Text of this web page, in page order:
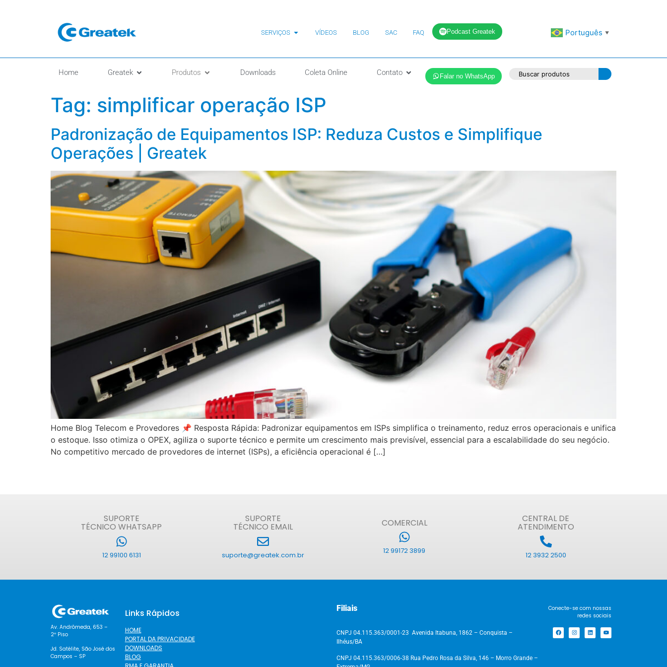
SERVIÇOS VÍDEOS BLOG SAC FAQ Podcast Greatek Português ▼
Home Greatek Produtos Downloads Coleta Online Contato Falar no WhatsApp
Tag: simplificar operação ISP
Padronização de Equipamentos ISP: Reduza Custos e Simplifique
Operações | Greatek
Home Blog Telecom e Provedores 📌 Resposta Rápida: Padronizar equipamentos em ISPs simplifica o treinamento, reduz erros operacionais e unifica
o estoque. Isso otimiza o OPEX, agiliza o suporte técnico e permite um crescimento mais previsível, essencial para a escalabilidade do seu negócio.
No competitivo mercado de provedores de internet (ISPs), a eficiência operacional é […]
SUPORTE
TÉCNICO WHATSAPP
12 99100 6131
SUPORTE
TÉCNICO EMAIL
suporte@greatek.com.br
COMERCIAL
12 99172 3899
CENTRAL DE
ATENDIMENTO
12 3932 2500
Av. Andrômeda, 653 –
2º Piso
Jd. Satélite, São José dos
Campos – SP
Links Rápidos
HOME
PORTAL DA PRIVACIDADE
DOWNLOADS
BLOG
Filiais
CNPJ 04.115.363/0001-23 Avenida Itabuna, 1862 – Conquista –
Ilhéus/BA
CNPJ 04.115.363/0006-38 Rua Pedro Rosa da Silva, 146 – Morro Grande –
Conecte-se com nossas
redes sociais